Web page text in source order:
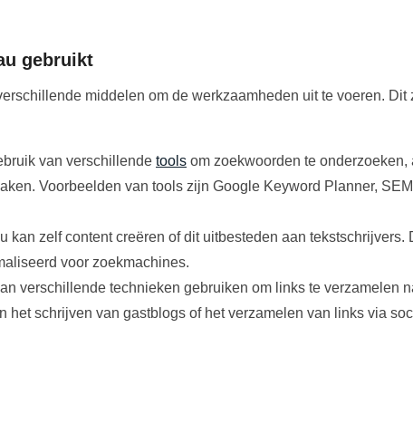
gebruikt
middelen om de werkzaamheden uit te voeren. Dit
van verschillende tools om zoekwoorden te onderzoeken,
Voorbeelden van tools zijn Google Keyword Planner,
kan zelf content creëren of dit uitbesteden aan tekstschrijvers.
voor zoekmachines.
verschillende technieken gebruiken om links te verzamelen
het schrijven van gastblogs of het verzamelen van links via